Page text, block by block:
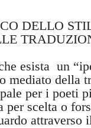
DELLO
esista un
mediato della
per i poeti
per scelta o
attraverso